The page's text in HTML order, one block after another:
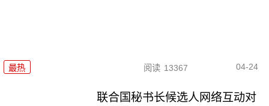
最热 阅读 13367 04-24
联合国秘书长候选人网络互动对